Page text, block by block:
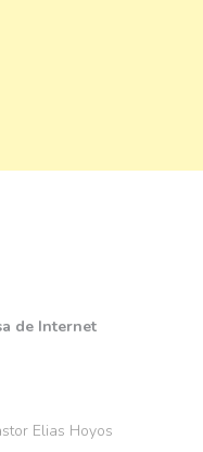
Elias Hoyos